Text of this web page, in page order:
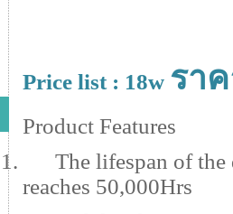
Price list : 18w รา
Product Features
1.
The lifespan of the
reaches 50,000Hrs